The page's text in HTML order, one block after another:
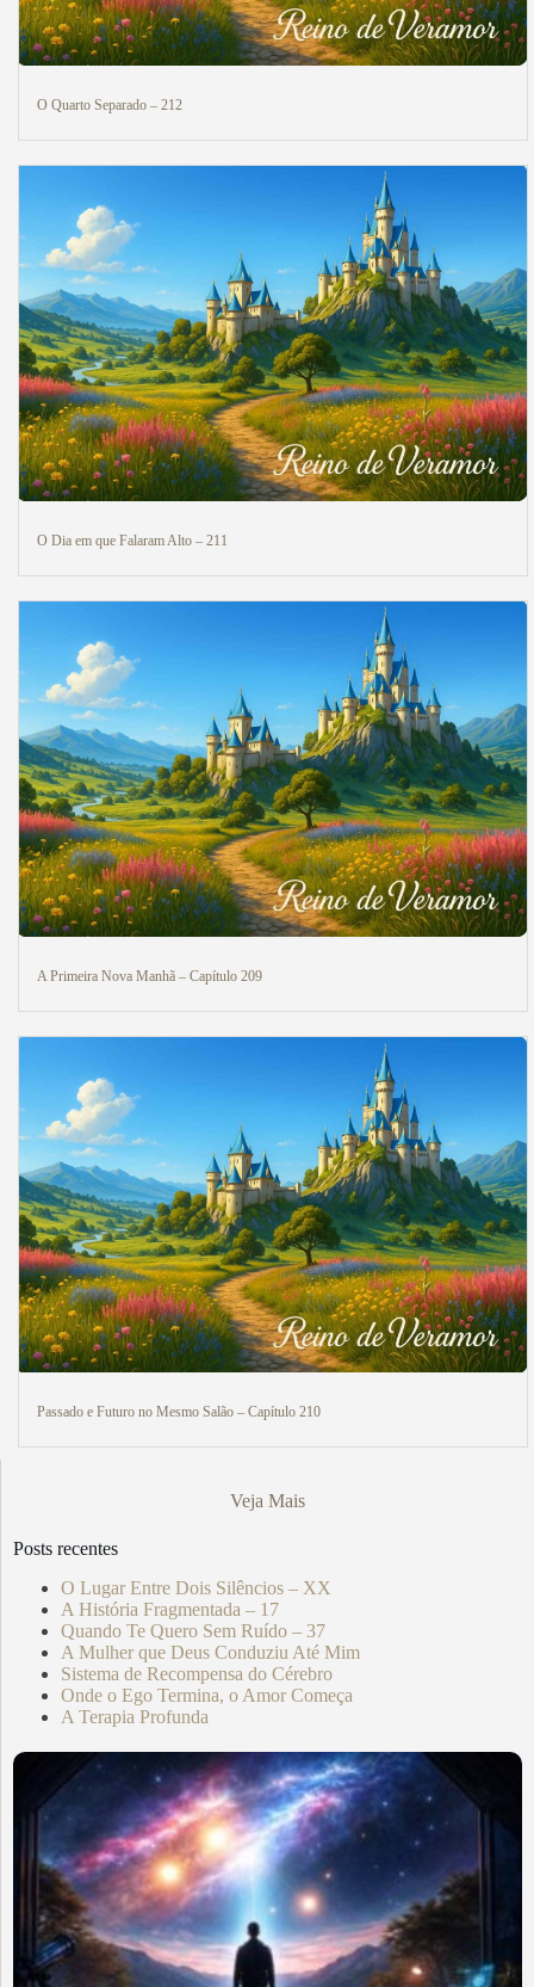
O Quarto Separado – 212
O Dia em que Falaram Alto – 211
A Primeira Nova Manhã – Capítulo 209
Passado e Futuro no Mesmo Salão – Capítulo 210
Veja Mais
Posts recentes
O Lugar Entre Dois Silêncios – XX
A História Fragmentada – 17
Quando Te Quero Sem Ruído – 37
A Mulher que Deus Conduziu Até Mim
Sistema de Recompensa do Cérebro
Onde o Ego Termina, o Amor Começa
A Terapia Profunda